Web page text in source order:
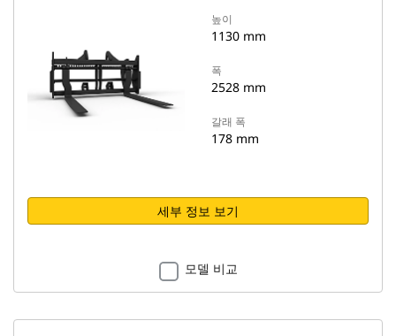
높이
1130 mm
폭
2528 mm
갈래 폭
178 mm
세부 정보 보기
모델 비교